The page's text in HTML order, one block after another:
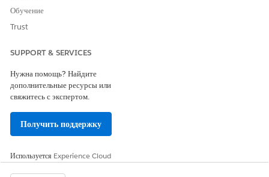
Обучение
Trust
SUPPORT & SERVICES
Нужна помощь? Найдите
дополнительные ресурсы или
свяжитесь с экспертом.
Получить поддержку
Используется Experience Cloud